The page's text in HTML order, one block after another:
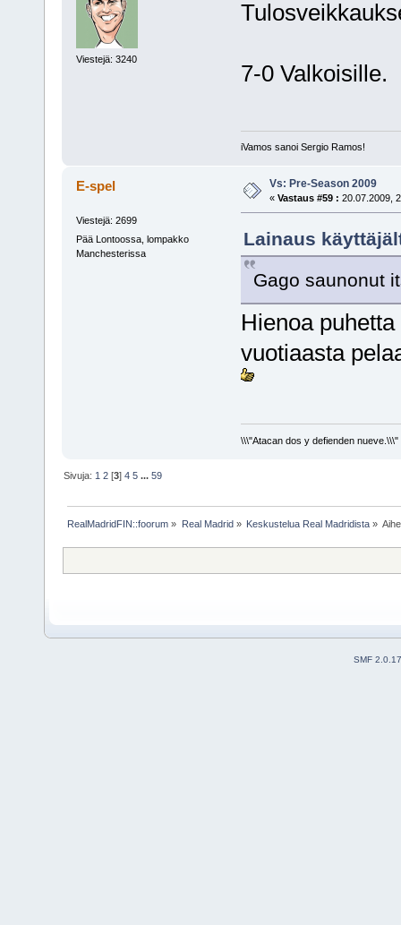
Viestejä: 3240
7-0 Valkoisille.
iVamos sanoi Sergio Ramos!
E-spel
Viestejä: 2699
Pää Lontoossa, lompakko
Manchesterissa
Vs: Pre-Season 2009
« Vastaus #59 : 20.07.2009,
Lainaus
Gago saunonut
Hienoa
vuotiaasta
\\\"Atacan dos y defienden nueve.\\\"
Sivuja: 1 2 [3]4 5 ...59
RealMadridFIN::foorum » Real Madrid » Keskustelua Real Madridista»
SMF 2.0.17